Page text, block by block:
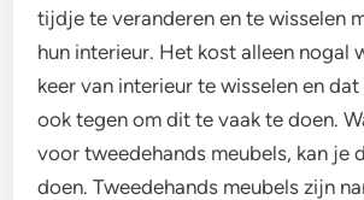
tijdje te veranderen en te wisselen
hun interieur. Het kost alleen nogal
keer van interieur te wisselen en
ook tegen om dit te vaak te doen.
voor tweedehands meubels, kan je
doen. Tweedehands meubels zijn